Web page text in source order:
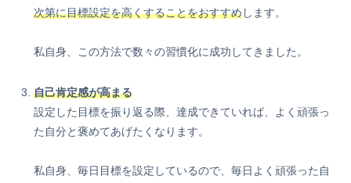
次第に目標設定を高くすることをおすすめします。
私自身、この方法で数々の習慣化に成功してきました。
自己肯定感が高まる
設定した目標を振り返る際、達成できていれば、よく頑張っ
た自分と褒めてあげたくなります。
私自身、毎日目標を設定しているので、毎日よく頑張った自